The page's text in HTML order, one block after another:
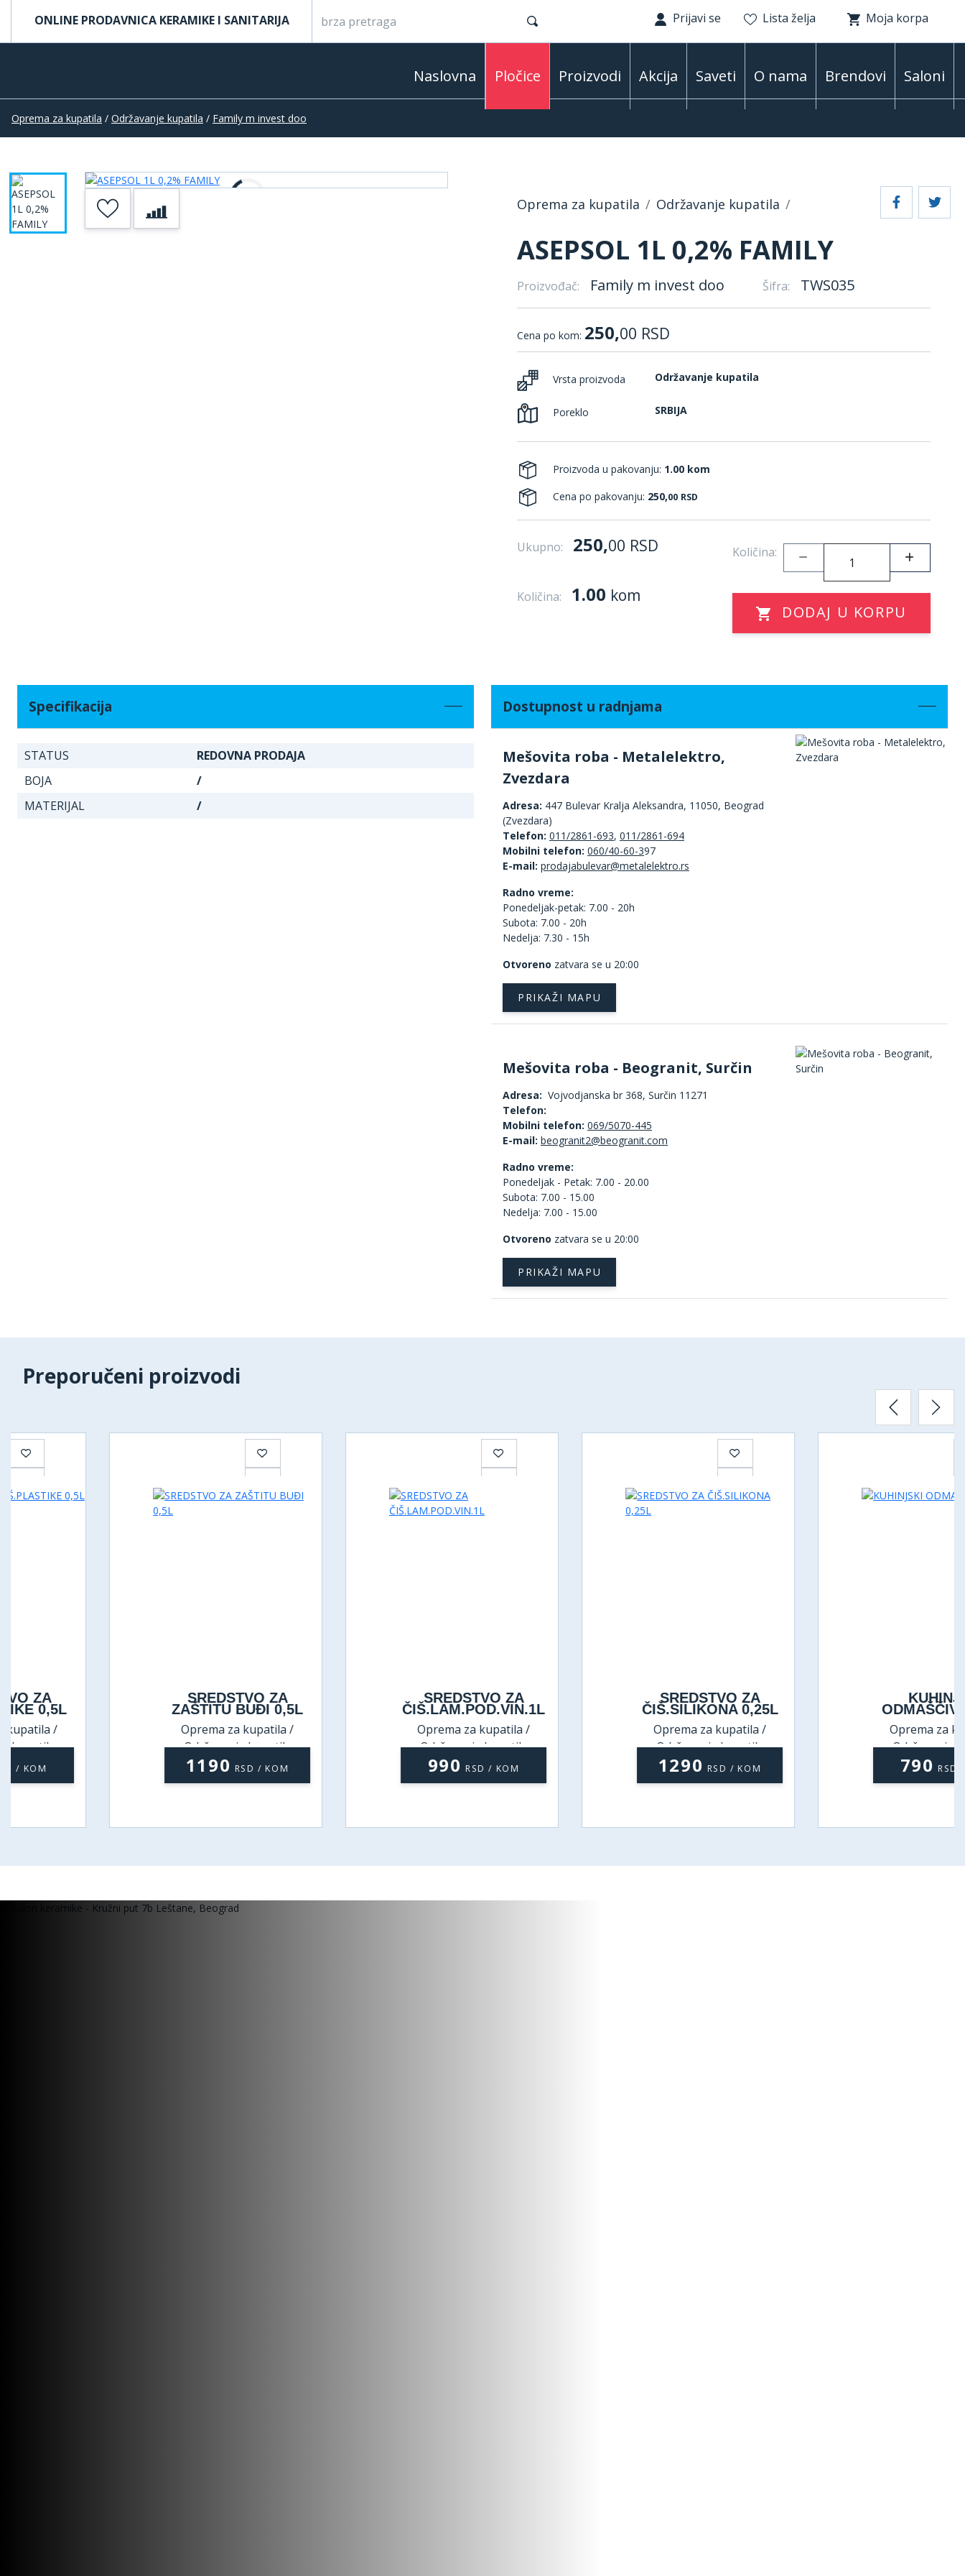
ONLINE PRODAVNICA KERAMIKE I SANITARIJA Prijavi se Lista želja Moja korpa
Naslovna Pločice Proizvodi Akcija Saveti O nama Brendovi Saloni
Oprema za kupatila / Održavanje kupatila / Family m invest doo
Oprema za kupatila Održavanje kupatila
ASEPSOL 1L 0,2% FAMILY
Proizvođač: Family m invest doo Šifra: TWS035
Cena po kom: 250,00 RSD
Vrsta proizvoda Održavanje kupatila
Poreklo SRBIJA
Proizvoda u pakovanju: 1.00 kom
Cena po pakovanju: 250,00 RSD
Ukupno: 250,00 RSD Količina:
Količina: 1.00 kom
DODAJ U KORPU
Specifikacija
STATUS
REDOVNA PRODAJA
BOJA
/
MATERIJAL
/
Dostupnost u radnjama
Mešovita roba - Metalelektro,
Zvezdara
Adresa: 447 Bulevar Kralja Aleksandra, 11050, Beograd
(Zvezdara)
Telefon: 011/2861-693, 011/2861-694
Mobilni telefon: 060/40-60-397
E-mail:
Radno vreme:
Ponedeljak-petak: 7.00 - 20h
Subota: 7.00 - 20h
Nedelja: 7.30 - 15h
Otvoreno zatvara se u 20:00
PRIKAŽI MAPU
Mešovita roba - Beogranit, Surčin
Adresa: Vojvodjanska br 368, Surčin 11271
Telefon:
Mobilni telefon: 069/5070-445
E-mail:
Radno vreme:
Ponedeljak - Petak: 7.00 - 20.00
Subota: 7.00 - 15.00
Nedelja: 7.00 - 15.00
Otvoreno zatvara se u 20:00
PRIKAŽI MAPU
Preporučeni proizvodi
SREDSTVO ZA
ZAŠTITU BUĐI 0,5L
Oprema za kupatila /
Održavanje kupatila
RSD / KOM
SREDSTVO ZA
ČIŠ.LAM.POD.VIN.1L
Oprema za kupatila /
Održavanje kupatila
RSD / KOM
SREDSTVO ZA
ČIŠ.SILIKONA 0,25L
Oprema za kupatila /
Održavanje kupatila
RSD / KOM
ODMAŠČIVAČ 0,5L
Oprema za kupatila /
Održavanje kupatila
RSD / KOM